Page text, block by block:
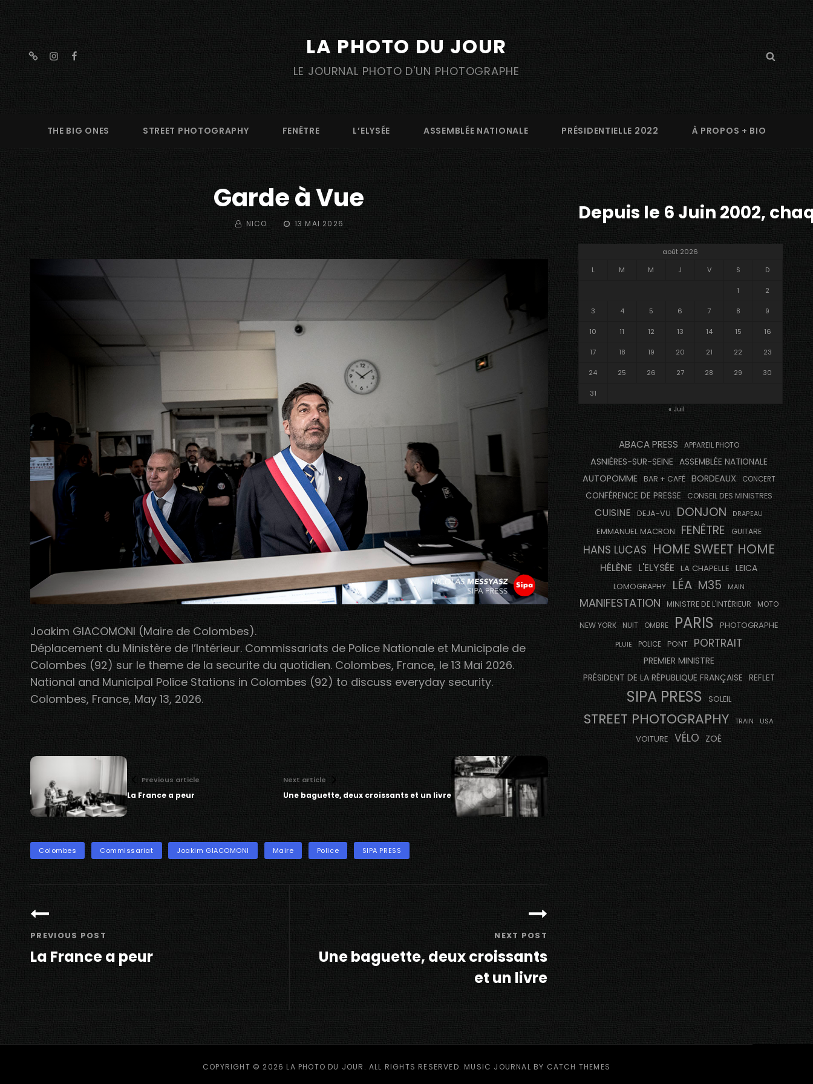
threadsinstagramfacebook LA PHOTO DU JOUR
LE JOURNAL PHOTO D'UN PHOTOGRAPHE
Search
THE BIG ONES STREET PHOTOGRAPHY FENÊTRE L’ELYSÉE ASSEMBLÉE NATIONALE PRÉSIDENTIELLE 2022 À PROPOS + BIO
Garde à Vue
BY NICO
POSTED
13 MAI 2026
Joakim GIACOMONI (Maire de Colombes).
Déplacement du Ministère de l’Intérieur. Commissariats de Police Nationale et Municipale de
Colombes (92) sur le theme de la securite du quotidien. Colombes, France, le 13 Mai 2026.
National and Municipal Police Stations in Colombes (92) to discuss everyday security.
Colombes, France, May 13, 2026.
Previous article
La France a peur
Next article
Une baguette, deux croissants et un livre
TAGSColombes Commissariat Joakim GIACOMONI Maire Police SIPA PRESS
Navigation
de
l’article
PREVIOUS POST
La France a peur
Post
NEXT POST
Une baguette, deux croissants
et un livre
Next
Post
Depuis le 6 Juin 2002,
août 2026
L
M M J V S D
1 2
3 4 5 6 7 8 9
10 11 12 13 14 15 16
17 18 19 20 21 22 23
24 25 26 27 28 29 30
31
« Juil
ABACA PRESS APPAREIL PHOTO
ASNIÈRES-SUR-SEINE ASSEMBLÉE NATIONALE
AUTOPOMME BAR + CAFÉ BORDEAUX CONCERT
CONFÉRENCE DE PRESSE CONSEIL DES MINISTRES
CUISINE DEJA-VU DONJON DRAPEAU
EMMANUEL MACRON FENÊTRE GUITARE
HANS LUCAS HOME SWEET HOME
HÉLÈNE L'ELYSÉE LA CHAPELLE LEICA
LOMOGRAPHY LÉA M35 MAIN
MANIFESTATION MINISTRE DE L'INTÉRIEUR MOTO
NEW YORK NUIT OMBRE PARIS PHOTOGRAPHE
PLUIE POLICE PONT PORTRAIT
PREMIER MINISTRE
PRÉSIDENT DE LA RÉPUBLIQUE FRANÇAISE REFLET
SIPA PRESS SOLEIL
STREET PHOTOGRAPHY TRAIN USA
VOITURE VÉLO ZOÉ
COPYRIGHT © 2026 LA PHOTO DU JOUR . ALL RIGHTS RESERVED. MUSIC JOURNAL BY CATCH THEMES